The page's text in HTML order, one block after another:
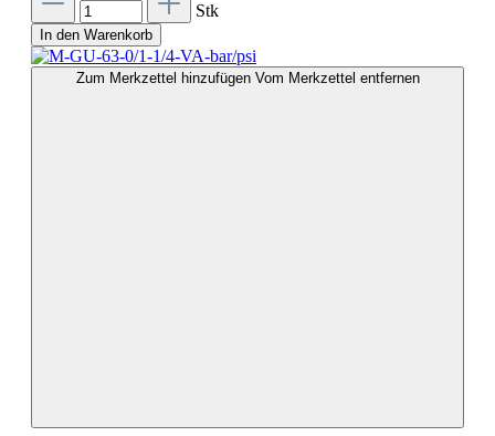
Stk
In den Warenkorb
Zum Merkzettel hinzufügen Vom Merkzettel entfernen